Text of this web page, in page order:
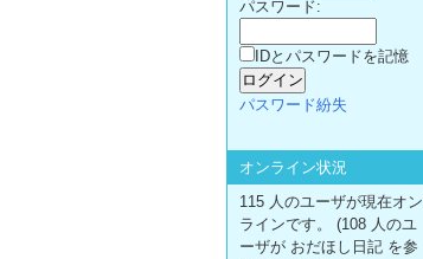
パスワード:
IDとパスワードを記憶
パスワード紛失
オンライン状況
115 人のユーザが現在オン
ラインです。 (108 人のユ
ーザが おだほし日記 を参